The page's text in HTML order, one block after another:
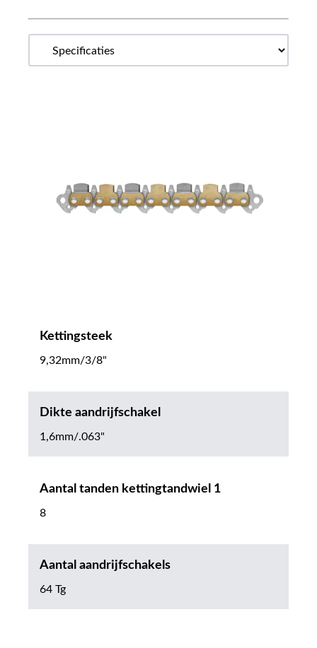
Kettingsteek
9,32mm/3/8"
Dikte aandrijfschakel
1,6mm/.063"
Aantal tanden kettingtandwiel 1
8
Aantal aandrijfschakels
64 Tg